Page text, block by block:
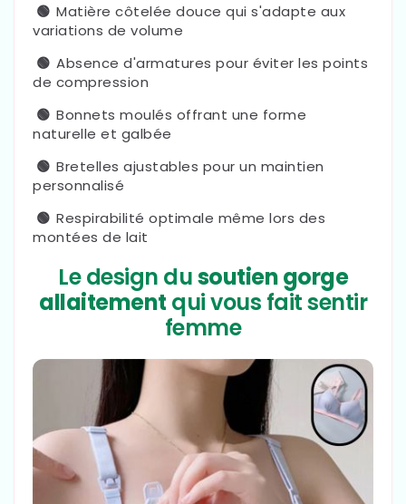
🟢 Matière côtelée douce qui s'adapte aux
variations de volume
🟢 Absence d'armatures pour éviter les points
de compression
🟢 Bonnets moulés offrant une forme
naturelle et galbée
🟢 Bretelles ajustables pour un maintien
personnalisé
🟢 Respirabilité optimale même lors des
montées de lait
Le design dusoutien gorge
allaitement qui vous fait sentir
femme